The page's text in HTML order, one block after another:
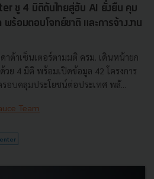
ชู 4 มิติดันไทยสู่ฮับ AI ยั่งยืน คุม
พร้อมตอบโจทย์ชาติ และการจ้างงาน
าต้าเซ็นเตอร์ตามมติ ครม. เดินหน้ายก
วย 4 มิติ พร้อมเปิดข้อมูล 42 โครงการ
อบคลุมประโยชน์ต่อประเทศ พลั...
Team